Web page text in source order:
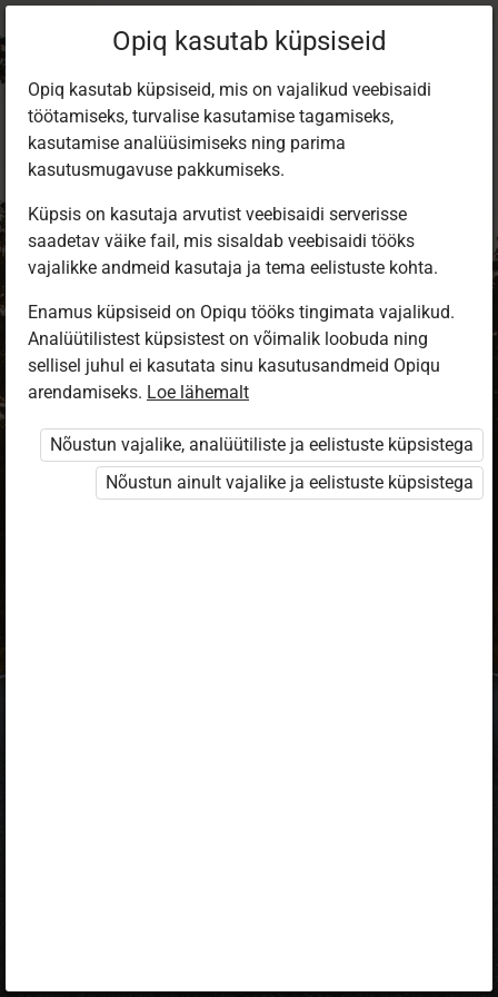
Sisene Opiqusse
Vali, kuidas end tuvastada
eKool
Stuudium
Opiq
HarID
Opiq kasutab küpsiseid
Opiq kasutab küpsiseid, mis on vajalikud veebisaidi
töötamiseks, turvalise kasutamise tagamiseks,
kasutamise analüüsimiseks ning parima
kasutusmugavuse pakkumiseks.
Küpsis on kasutaja arvutist veebisaidi serverisse
saadetav väike fail, mis sisaldab veebisaidi tööks
vajalikke andmeid kasutaja ja tema eelistuste kohta.
Enamus küpsiseid on Opiqu tööks tingimata vajalikud.
Analüütilistest küpsistest on võimalik loobuda ning
sellisel juhul ei kasutata sinu kasutusandmeid Opiqu
arendamiseks. Loe lähemalt
Nõustun vajalike, analüütiliste ja eelistuste küpsistega
Nõustun ainult vajalike ja eelistuste küpsistega